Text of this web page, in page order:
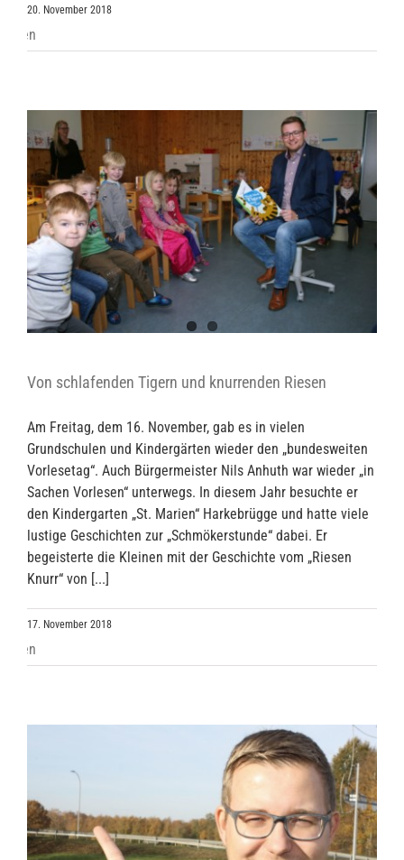
20. November 2018
Von schlafenden Tigern und knurrenden Riesen
Am Freitag, dem 16. November, gab es in vielen
Grundschulen und Kindergärten wieder den „bundesweiten
Vorlesetag“. Auch Bürgermeister Nils Anhuth war wieder „in
Sachen Vorlesen“ unterwegs. In diesem Jahr besuchte er
den Kindergarten „St. Marien“ Harkebrügge und hatte viele
lustige Geschichten zur „Schmökerstunde“ dabei. Er
begeisterte die Kleinen mit der Geschichte vom „Riesen
Knurr“ von [...]
17. November 2018